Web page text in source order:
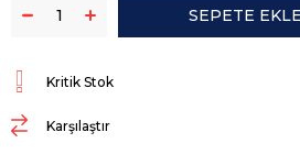
Kritik Stok
Karşılaştır